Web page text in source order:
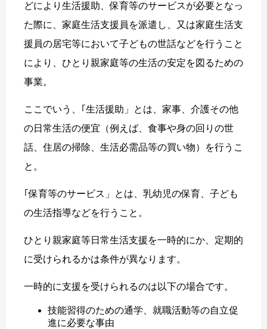
どにより生活援助、保育等のサービスが必要となっ
た際に、家庭生活支援員を派遣し、又は家庭生活支
援員の居宅等において子どもの世話などを行うこと
により、ひとり親家庭等の生活の安定を図るための
事業。
ここでいう、｢生活援助」とは、家事、介護その他
の日常生活の便宜（例えば、食事や身の回りの世
話、住居の掃除、生活必需品等の買い物）を行うこ
と。
｢保育等のサービス」とは、乳幼児の保育、子ども
の生活指導などを行うこと。
ひとり親家庭等日常生活支援を一時的にか、定期的
に受けられるかは条件が異なります。
一時的に支援を受けられるのは以下の場合です。
技能習得のための通学、就職活動等の自立促
進に必要な事由